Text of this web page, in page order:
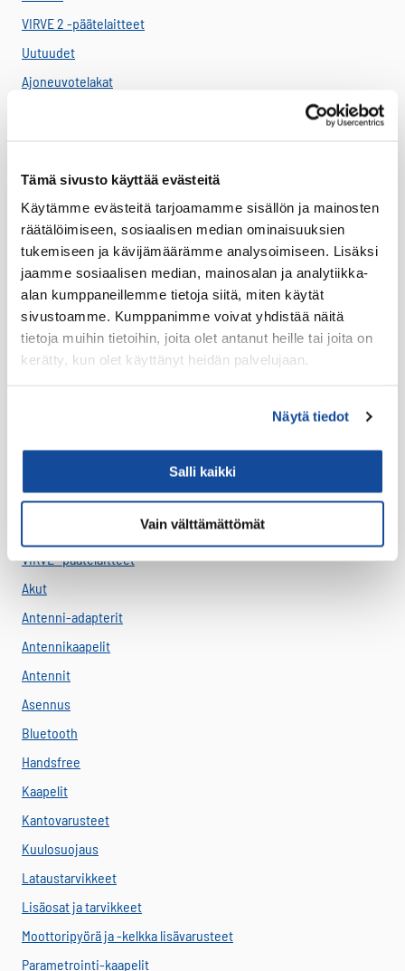
Tämä sivusto käyttää evästeitä
Käytämme evästeitä tarjoamamme sisällön ja mainosten
räätälöimiseen, sosiaalisen median ominaisuuksien
tukemiseen ja kävijämäärämme analysoimiseen. Lisäksi
jaamme sosiaalisen median, mainosalan ja analytiikka-
alan kumppaneillemme tietoja siitä, miten käytät
sivustoamme. Kumppanimme voivat yhdistää näitä
tietoja muihin tietoihin, joita olet antanut heille tai joita on
kerätty, kun olet käyttänyt heidän palvelujaan.
Näytä tiedot
Salli kaikki
Vain välttämättömät
VIRVE 2 -päätelaitteet
Uutuudet
Ajoneuvotelakat
Kantovarusteet
Lataustarvikkeet
Lisäosat ja tarvikkeet
LTE Reitittimet
USB-C Johdot
USB-C lisälaitteet
Varaosat
VIRVE -päätelaitteet
Akut
Antenni-adapterit
Antennikaapelit
Antennit
Asennus
Bluetooth
Handsfree
Kaapelit
Kantovarusteet
Kuulosuojaus
Lataustarvikkeet
Lisäosat ja tarvikkeet
Moottoripyörä ja -kelkka lisävarusteet
Parametrointi-kaapelit